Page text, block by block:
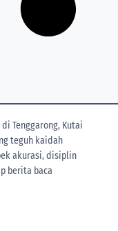
Tenggarong, Kutai
teguh kaidah
akurasi, disiplin
berita baca